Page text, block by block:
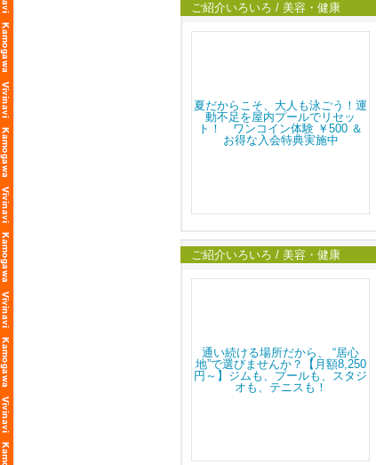
ご紹介いろいろ / 美容・健康
ご紹介いろいろ / 美容・健康